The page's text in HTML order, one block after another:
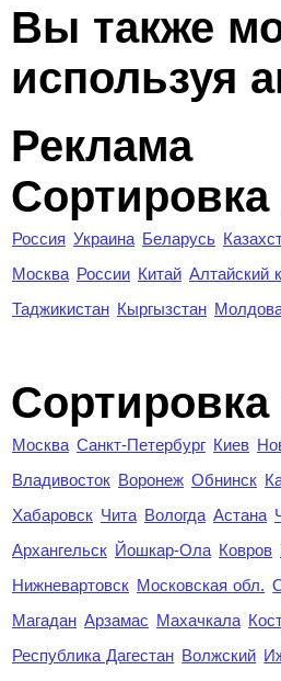
Вы также
используя
Реклама
Сортировка
Россия Украина Беларусь
Москва России Китай Алтайский
Таджикистан Кыргызстан
Москва Санкт-Петербург Киев
Владивосток Воронеж Обнинск
Хабаровск Чита Вологда Астана
Архангельск Йошкар-Ола Ковров
Нижневартовск Московская обл.
Магадан Арзамас Махачкала
Республика Дагестан Волжский